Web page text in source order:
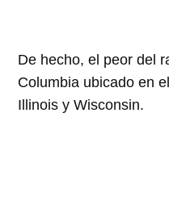
De hecho, el peor del
Columbia ubicado en
Illinois y Wisconsin.